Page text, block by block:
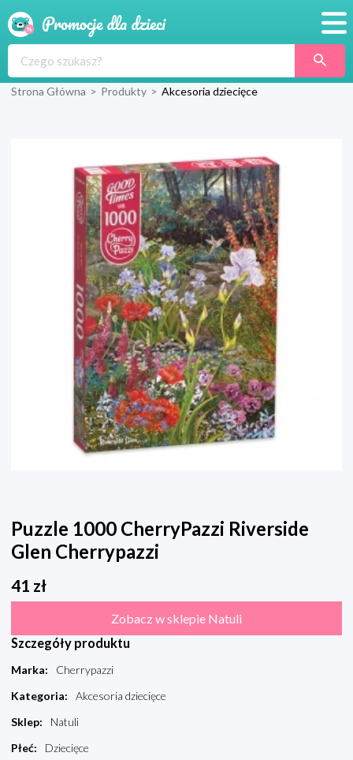
Produkty
Blog
Wyprawka
Strona Główna > Produkty > Akcesoria dziecięce
Puzzle 1000 CherryPazzi Riverside
Glen Cherrypazzi
41 zł
Zobacz w sklepie Natuli
Szczegóły produktu
Marka:
Cherrypazzi
Kategoria:
Akcesoria dziecięce
Sklep:
Natuli
Płeć: Dziecięce